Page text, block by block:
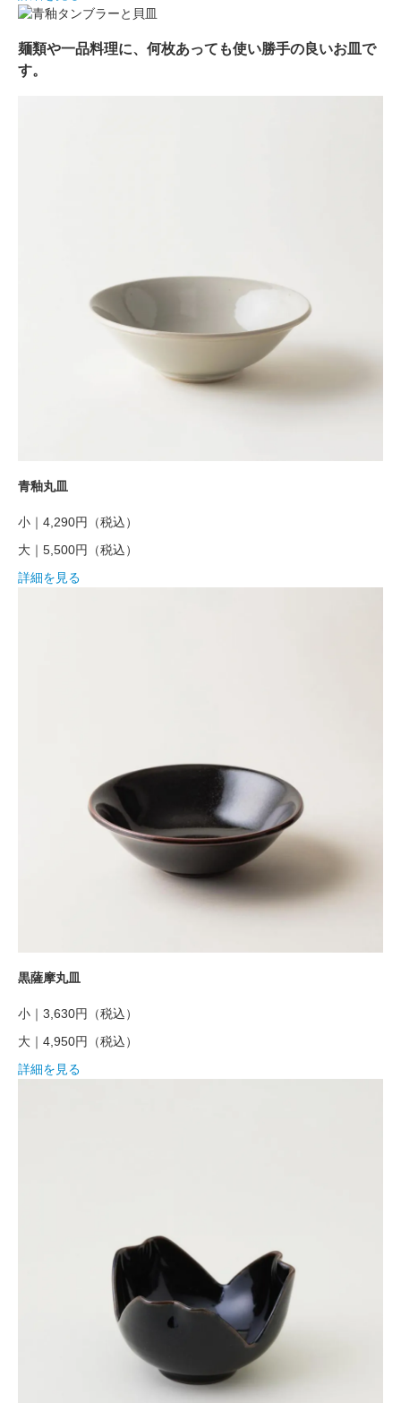
麺類や一品料理に、何枚あっても使い勝手の良いお皿で
す。
青釉丸皿
小｜4,290円
（税込）
大｜5,500円
（税込）
詳細を見る
黒薩摩丸皿
小｜3,630円
（税込）
大｜4,950円
（税込）
詳細を見る